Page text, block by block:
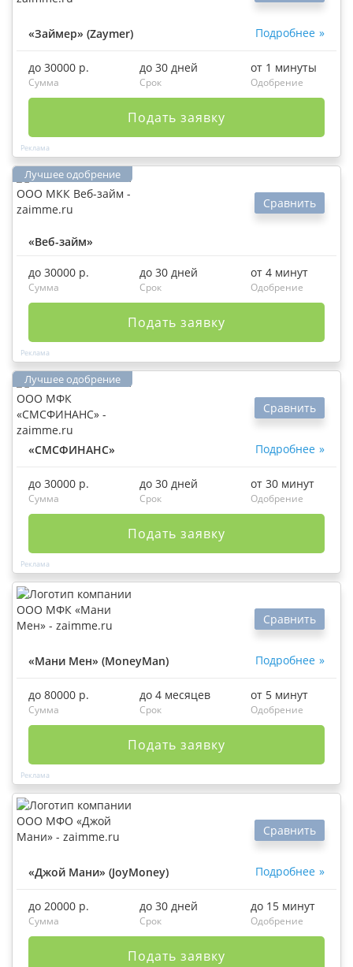
«Займер» (Zaymer) Подробнее
до 30000 р.
Сумма
до 30 дней
Срок
от 1 минуты
Одобрение
Подать заявку
«Веб-займ»
Сравнить
до 30000 р.
Сумма
до 30 дней
Срок
от 4 минут
Одобрение
Подать заявку
«СМСФИНАНС» Подробнее
Сравнить
до 30000 р.
Сумма
до 30 дней
Срок
от 30 минут
Одобрение
Подать заявку
«Мани Мен» (MoneyMan) Подробнее
Сравнить
до 80000 р.
Сумма
до 4 месяцев
Срок
от 5 минут
Одобрение
Подать заявку
«Джой Мани» (JoyMoney) Подробнее
Сравнить
до 20000 р.
Сумма
до 30 дней
Срок
до 15 минут
Одобрение
Подать заявку